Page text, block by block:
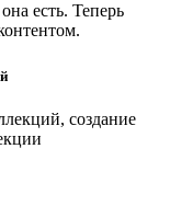
есть. Теперь
создание